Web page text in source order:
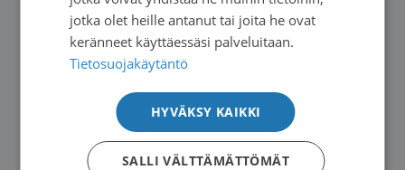
Blogit|10.07.2026
ruuansulatuskanavan syövistä
jotka olet heille antanut tai joita he ovat
keränneet käyttäessäsi palveluitaan.
Tietosuojakäytäntö
HYVÄKSY KAIKKI
SALLI VÄLTTÄMÄTTÖMÄT